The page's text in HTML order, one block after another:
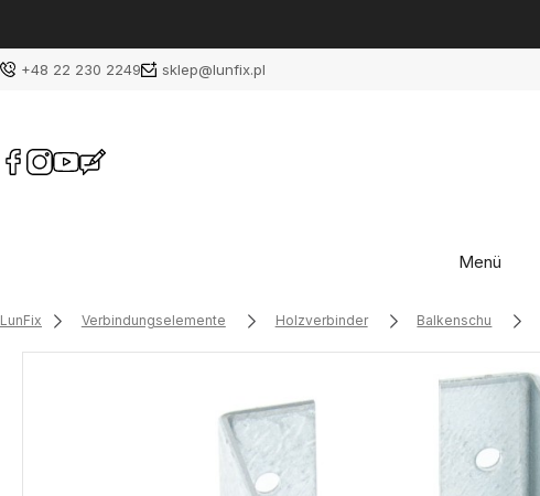
+48 22 230 2249 sklep@lunfix.pl
Menü
LunFix Verbindungselemente Holzverbinder Balkenschu